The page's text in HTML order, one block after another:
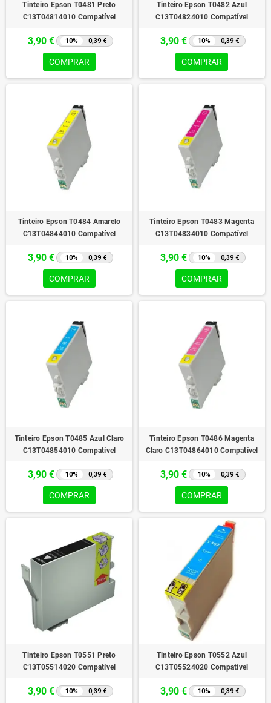
Tinteiro Epson T0481 Preto
C13T04814010 Compatível
3,90 € 10% 0,39 €
COMPRAR
Tinteiro Epson T0482 Azul
C13T04824010 Compatível
3,90 € 10% 0,39 €
COMPRAR
Tinteiro Epson T0484 Amarelo
C13T04844010 Compatível
3,90 € 10% 0,39 €
COMPRAR
Tinteiro Epson T0483 Magenta
C13T04834010 Compatível
3,90 € 10% 0,39 €
COMPRAR
Tinteiro Epson T0485 Azul Claro
C13T04854010 Compatível
3,90 € 10% 0,39 €
COMPRAR
Tinteiro Epson T0486 Magenta
Claro C13T04864010 Compatível
3,90 € 10% 0,39 €
COMPRAR
Tinteiro Epson T0551 Preto
C13T05514020 Compatível
3,90 € 10% 0,39 €
Tinteiro Epson T0552 Azul
C13T05524020 Compatível
3,90 € 10% 0,39 €